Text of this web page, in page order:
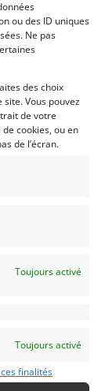
ou des ID uniques
Ne pas
des choix
Vous pouvez
de votre
cookies, ou en
de l’écran.
Toujours activé
Toujours activé
finalités